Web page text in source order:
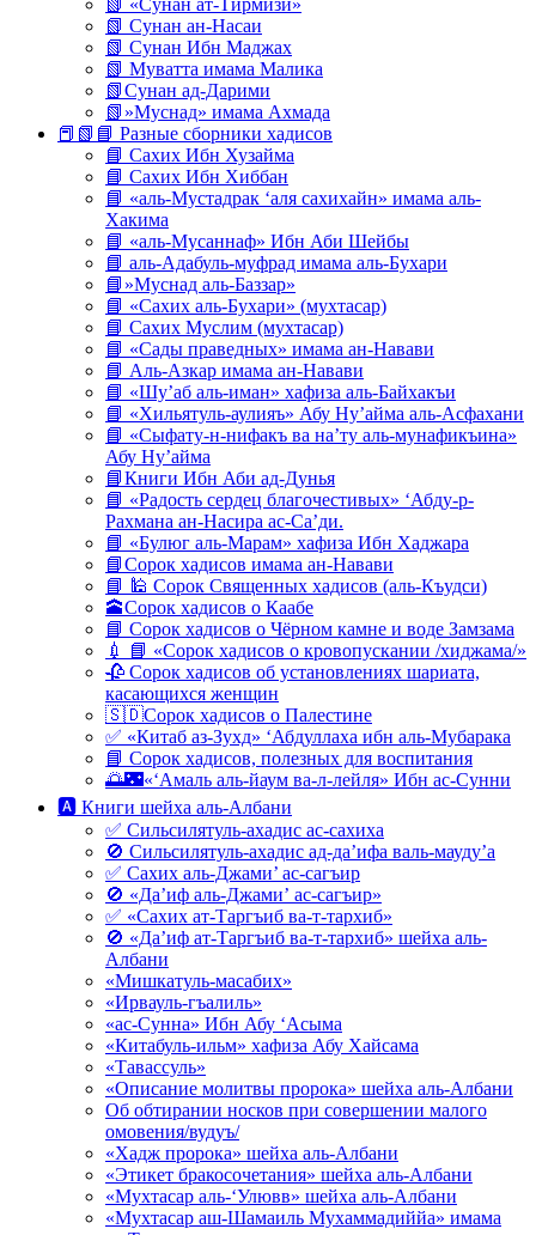
📗 «Сунан ат-Тирмизи»
📗 Сунан ан-Насаи
📗 Сунан Ибн Маджах
📗 Муватта имама Малика
📗Сунан ад-Дарими
📗»Муснад» имама Ахмада
📕📗📘 Разные сборники хадисов
📘 Сахих Ибн Хузайма
📘 Сахих Ибн Хиббан
📘 «аль-Мустадрак ‘аля сахихайн» имама аль-
Хакима
📘 «аль-Мусаннаф» Ибн Аби Шейбы
📘 аль-Адабуль-муфрад имама аль-Бухари
📘»Муснад аль-Баззар»
📘 «Сахих аль-Бухари» (мухтасар)
📘 Сахих Муслим (мухтасар)
📘 «Сады праведных» имама ан-Навави
📘 Аль-Азкар имама ан-Навави
📘 «Шу’аб аль-иман» хафиза аль-Байхакъи
📘 «Хильятуль-аулияъ» Абу Ну’айма аль-Асфахани
📘 «Сыфату-н-нифакъ ва на’ту аль-мунафикъина»
Абу Ну’айма
📘Книги Ибн Аби ад-Дунья
📘 «Радость сердец благочестивых» ‘Абду-р-
Рахмана ан-Насира ас-Са’ди.
📘 «Булюг аль-Марам» хафиза Ибн Хаджара
📘Сорок хадисов имама ан-Навави
📘 🕌 Сорок Священных хадисов (аль-Къудси)
🕋Сорок хадисов о Каабе
📘 Сорок хадисов о Чёрном камне и воде Замзама
💉 📘 «Сорок хадисов о кровопускании /хиджама/»
🥀 Сорок хадисов об установлениях шариата,
касающихся женщин
🇸🇩Сорок хадисов о Палестине
✅ «Китаб аз-Зухд» ‘Абдуллаха ибн аль-Мубарака
📘 Сорок хадисов, полезных для воспитания
🌅🌃«‘Амаль аль-йаум ва-л-лейля» Ибн ас-Сунни
🅰 Книги шейха аль-Албани
✅ Сильсилятуль-ахадис ас-сахиха
🚫 Сильсилятуль-ахадис ад-да’ифа валь-мауду’а
✅ Сахих аль-Джами’ ас-сагъир
🚫 «Да’иф аль-Джами’ ас-сагъир»
✅ «Сахих ат-Таргъиб ва-т-тархиб»
🚫 «Да’иф ат-Таргъиб ва-т-тархиб» шейха аль-
Албани
«Мишкатуль-масабих»
«Ирвауль-гъалиль»
«ас-Сунна» Ибн Абу ‘Асыма
«Китабуль-ильм» хафиза Абу Хайсама
«Тавассуль»
«Описание молитвы пророка» шейха аль-Албани
Об обтирании носков при совершении малого
омовения/вудуъ/
«Хадж пророка» шейха аль-Албани
«Этикет бракосочетания» шейха аль-Албани
«Мухтасар аль-‘Улювв» шейха аль-Албани
«Мухтасар аш-Шамаиль Мухаммадиййа» имама